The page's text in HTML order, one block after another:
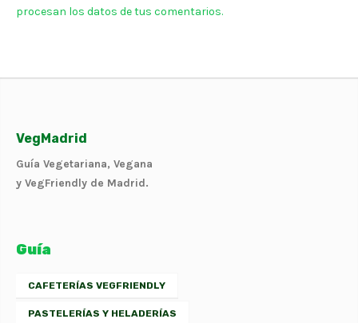
procesan los datos de tus comentarios.
VegMadrid
Guía Vegetariana, Vegana
y VegFriendly de Madrid.
Guía
CAFETERÍAS VEGFRIENDLY
PASTELERÍAS Y HELADERÍAS